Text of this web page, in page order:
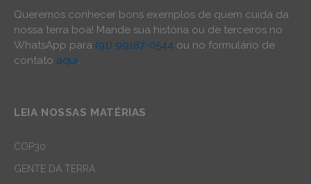
Queremos conhecer bons exemplos de quem cuida da
nossa terra boa! Mande sua história ou de terceiros no
WhatsApp para (91) 99187-0544 ou no formulário de
contato aqui.
LEIA NOSSAS MATÉRIAS
COP30
GENTE DA TERRA